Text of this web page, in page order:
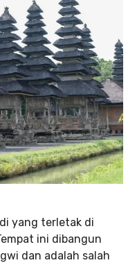
yang terletak di
ini dibangun
dan adalah salah